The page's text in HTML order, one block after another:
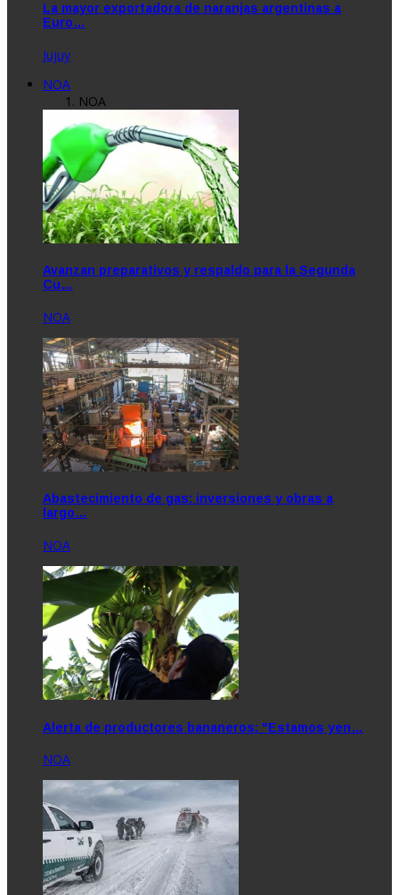
La mayor exportadora de naranjas argentinas a
Euro…
Jujuy
NOA
NOA
Avanzan preparativos y respaldo para la Segunda
Cu…
NOA
Abastecimiento de gas: inversiones y obras a
largo…
NOA
Alerta de productores bananeros: "Estamos yen…
NOA